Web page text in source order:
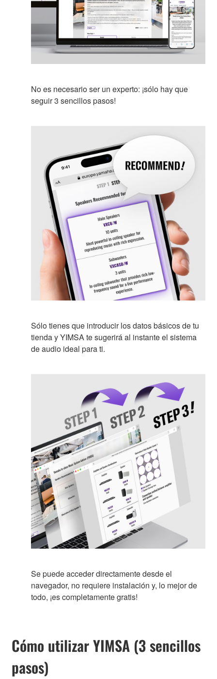
No es necesario ser un experto: ¡sólo hay que
seguir 3 sencillos pasos!
Sólo tienes que introducir los datos básicos de tu
tienda y YIMSA te sugerirá al instante el sistema
de audio ideal para ti.
Se puede acceder directamente desde el
navegador, no requiere instalación y, lo mejor de
todo, ¡es completamente gratis!
Cómo utilizar YIMSA (3 sencillos
pasos)